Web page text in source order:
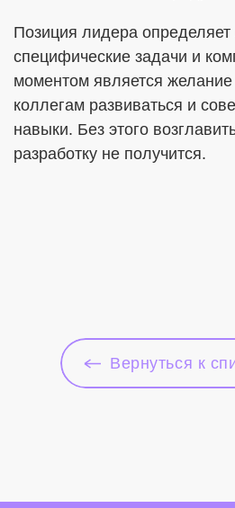
Позиция лидера
специфические задачи и
моментом является
коллегам развиваться и
навыки. Без этого
разработку не получится.
Вернуться к